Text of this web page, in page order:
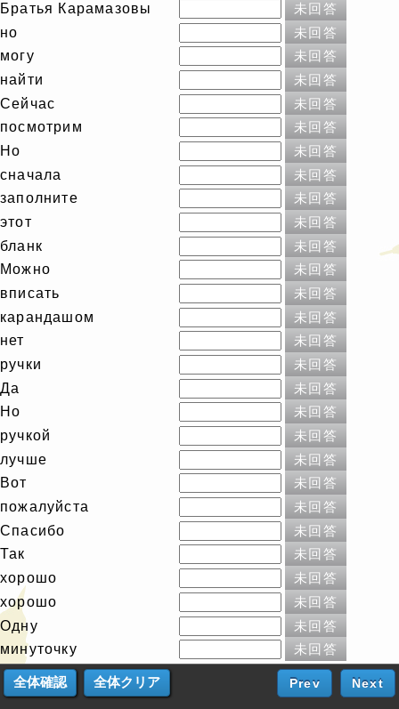
Братья Карамазовы
未回答
но
未回答
могу
未回答
найти
未回答
Сейчас
未回答
посмотрим
未回答
Но
未回答
сначала
未回答
заполните
未回答
этот
未回答
бланк
未回答
Можно
未回答
вписать
未回答
карандашом
未回答
нет
未回答
ручки
未回答
Да
未回答
Но
未回答
ручкой
未回答
лучше
未回答
Вот
未回答
пожалуйста
未回答
Спасибо
未回答
Так
未回答
хорошо
未回答
хорошо
未回答
Одну
未回答
минуточку
未回答
Prev Next